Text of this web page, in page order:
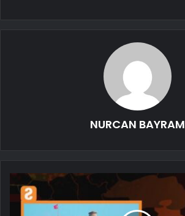
NURCAN BAYRAM